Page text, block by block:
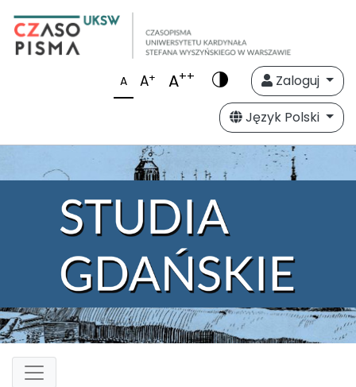
A A+ A++
Zaloguj
Język Polski